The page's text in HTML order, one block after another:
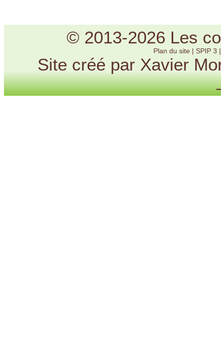
© 2013-2026 Les
Plan du site | SPIP 3
Site créé par Xavier